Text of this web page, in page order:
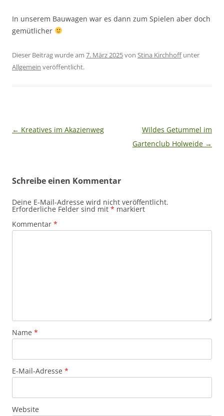
In unserem Bauwagen war es dann zum Spielen aber doch
gemütlicher
Dieser Beitrag wurde am 7. März 2025von Stina Kirchhoffunter
Allgemein veröffentlicht.
Beitragsnavigation
← Kreatives im Akazienweg
Wildes Getummel im
Gartenclub Holweide →
Schreibe einen Kommentar
Deine E-Mail-Adresse wird nicht veröffentlicht.
Erforderliche Felder sind mit * markiert
Kommentar *
Name *
E-Mail-Adresse *
Website